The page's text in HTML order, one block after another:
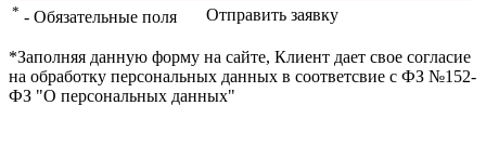
* - Обязательные поля Отправить заявку
*Заполняя данную форму на сайте, Клиент дает свое согласие
на обработку персональных данных в соответсвие с ФЗ №152-
ФЗ "О персональных данных"